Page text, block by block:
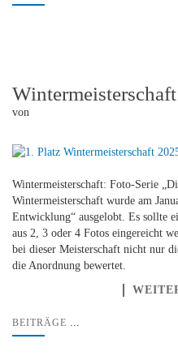
von
Wintermeisterschaft: Foto-Serie
Wintermeisterschaft wurde am
Entwicklung“ ausgelobt. Es sollte
aus 2, 3 oder 4 Fotos eingereicht
bei dieser Meisterschaft nicht nur
die Anordnung bewertet.
BEITRÄGE ...